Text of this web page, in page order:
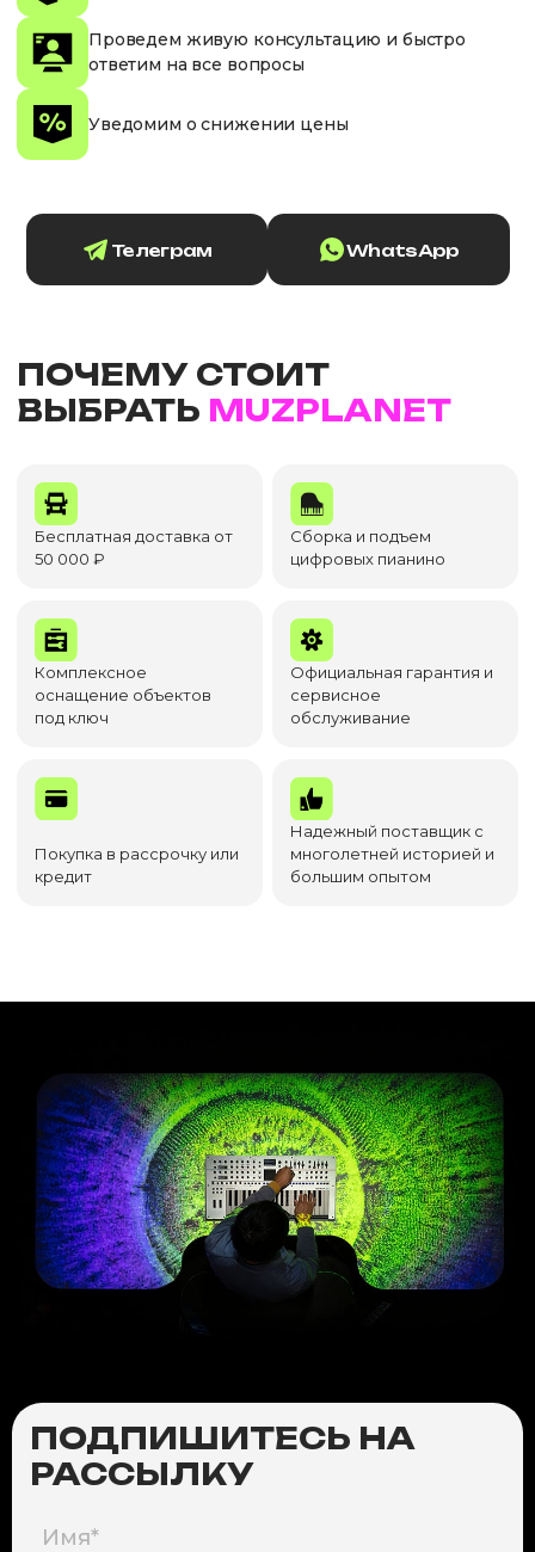
Проведем живую консультацию и быстро
ответим на все вопросы
Уведомим о снижении цены
Телеграм WhatsApp
ПОЧЕМУ СТОИТ
ВЫБРАТЬ MUZPLANET
Бесплатная доставка от
50 000 ₽
Сборка и подъем
цифровых пианино
Комплексное
оснащение объектов
под ключ
Официальная гарантия и
сервисное
обслуживание
Покупка в рассрочку или
кредит
Надежный поставщик с
многолетней историей и
большим опытом
ПОДПИШИТЕСЬ НА
РАССЫЛКУ